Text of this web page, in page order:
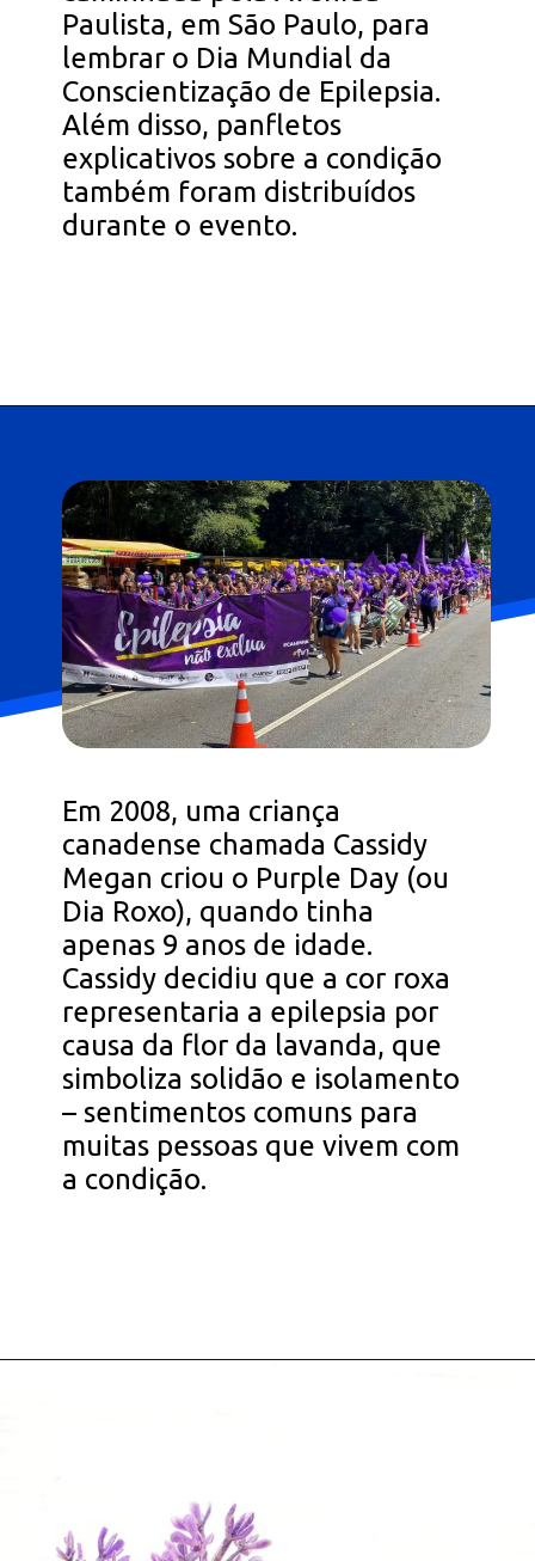
Paulista, em São Paulo, para
lembrar o Dia Mundial da
Conscientização de Epilepsia.
Além disso, panfletos
explicativos sobre a condição
também foram distribuídos
durante o evento.
Em 2008, uma criança
canadense chamada Cassidy
Megan criou o Purple Day (ou
Dia Roxo), quando tinha
apenas 9 anos de idade.
Cassidy decidiu que a cor roxa
representaria a epilepsia por
causa da flor da lavanda, que
simboliza solidão e isolamento
– sentimentos comuns para
muitas pessoas que vivem com
a condição.